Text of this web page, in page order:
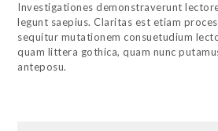
Investigationes demonstraverunt
legunt saepius. Claritas est etiam
sequitur mutationem consuetudium
quam littera gothica, quam nunc
anteposu.